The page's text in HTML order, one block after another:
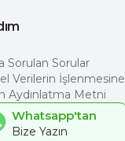
Sorulan Sorular
Verilerin İşlenmesine
Aydınlatma Metni
Whatsapp'tan